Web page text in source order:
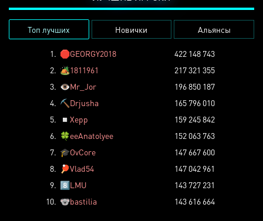
Топ лучших Новички Альянсы
1. 🛑GEORGY2018
422 148 743
2. 🏕️1811961
217 321 355
3. 👁️Mr_Jor
196 850 187
4. ⛏️ Drjusha
165 796 010
5.
◽ Xepp
159 245 842
6. 🍀eeAnatolyee
152 063 763
7. 🎓OvCore
147 667 600
8.
🏓Vlad54
147 042 961
9. 8️⃣LMU
143 727 231
10. 🐨bastilia 143 616 664